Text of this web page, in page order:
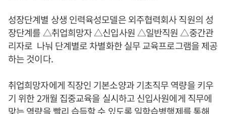
성장단계별 상생 인력육성모델은 외주협력회사 직원의 성
장단계를 △취업희망자 △신입사원 △일반직원 △중간관
리자로 나눠 단계별로 차별화한 실무 교육프로그램을 제공
하는 것이다.
취업희망자에게 직장인 기본소양과 기초직무 역량을 키우
기 위한 2개월 집중교육을 실시하고 신입사원에게 직무에
맞는 역량을 빨리 습득할 수 있도록 일학습병행제를 통해